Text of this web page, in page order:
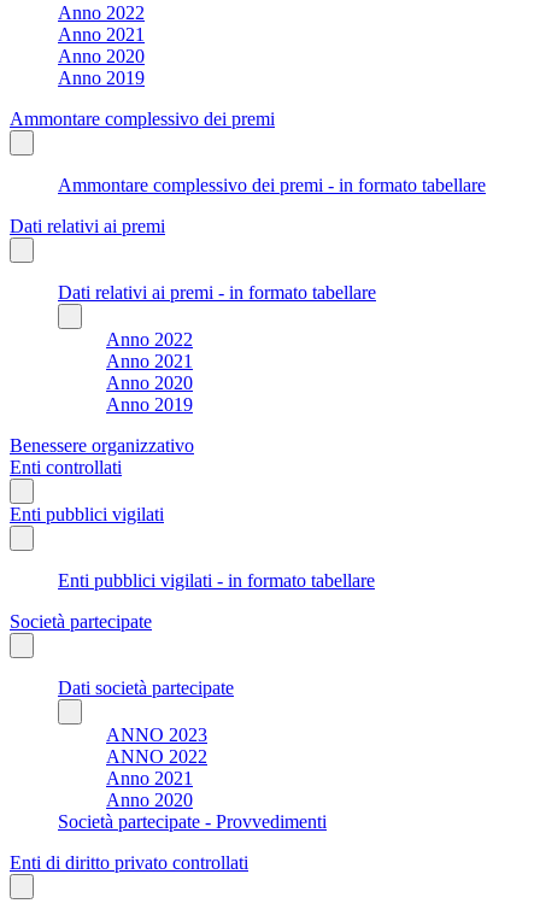
Anno 2022
Anno 2021
Anno 2020
Anno 2019
Ammontare complessivo dei premi
Ammontare complessivo dei premi - in formato tabellare
Dati relativi ai premi
Dati relativi ai premi - in formato tabellare
Anno 2022
Anno 2021
Anno 2020
Anno 2019
Benessere organizzativo
Enti controllati
Enti pubblici vigilati
Enti pubblici vigilati - in formato tabellare
Società partecipate
Dati società partecipate
ANNO 2023
ANNO 2022
Anno 2021
Anno 2020
Società partecipate - Provvedimenti
Enti di diritto privato controllati